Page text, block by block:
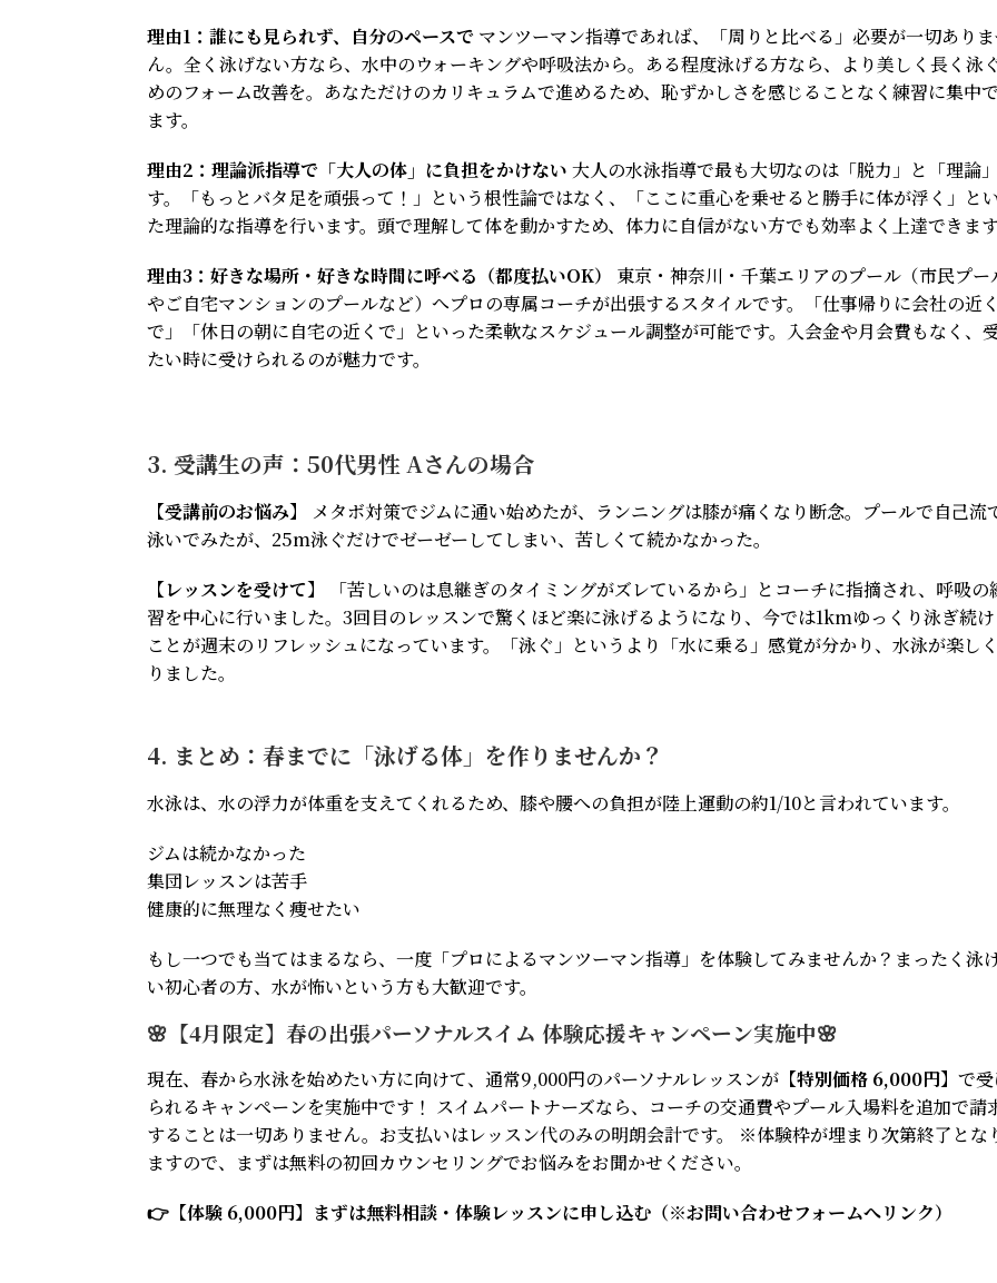
理由1：誰にも見られず、自分のペースで マンツーマン指導であれば、「周りと比べる」必要が一切あり
ん。全く泳げない方なら、水中のウォーキングや呼吸法から。ある程度泳げる方なら、より美しく長く泳
めのフォーム改善を。あなただけのカリキュラムで進めるため、恥ずかしさを感じることなく練習に集中
ます。
理由2：理論派指導で「大人の体」に負担をかけない 大人の水泳指導で最も大切なのは「脱力」と「理論
す。「もっとバタ足を頑張って！」という根性論ではなく、「ここに重心を乗せると勝手に体が浮く」と
た理論的な指導を行います。頭で理解して体を動かすため、体力に自信がない方でも効率よく上達できます
理由3：好きな場所・好きな時間に呼べる（都度払いOK）
東京・神奈川・千葉エリアのプール（市民プー
やご自宅マンションのプールなど）へプロの専属コーチが出張するスタイルです。「仕事帰りに会社の近く
で」「休日の朝に自宅の近くで」といった柔軟なスケジュール調整が可能です。入会金や月会費もなく、
たい時に受けられるのが魅力です。
3. 受講生の声：50代男性 Aさんの場合
【受講前のお悩み】
メタボ対策でジムに通い始めたが、ランニングは膝が痛くなり断念。プールで自己流
泳いでみたが、25m泳ぐだけでゼーゼーしてしまい、苦しくて続かなかった。
【レッスンを受けて】
「苦しいのは息継ぎのタイミングがズレているから」とコーチに指摘され、呼吸の
習を中心に行いました。3回目のレッスンで驚くほど楽に泳げるようになり、今では1kmゆっくり泳ぎ続
ことが週末のリフレッシュになっています。「泳ぐ」というより「水に乗る」感覚が分かり、水泳が楽し
りました。
4. まとめ：春までに「泳げる体」を作りませんか？
水泳は、水の浮力が体重を支えてくれるため、膝や腰への負担が陸上運動の約1/10と言われています。
ジムは続かなかった
集団レッスンは苦手
健康的に無理なく痩せたい
もし一つでも当てはまるなら、一度「プロによるマンツーマン指導」を体験してみませんか？まったく泳
い初心者の方、水が怖いという方も大歓迎です。
🌸【4月限定】春の出張パーソナルスイム 体験応援キャンペーン実施中🌸
現在、春から水泳を始めたい方に向けて、通常9,000円のパーソナルレッスンが 【特別価格 6,000円】 で
られるキャンペーンを実施中です！ スイムパートナーズなら、コーチの交通費やプール入場料を追加で請
することは一切ありません。お支払いはレッスン代のみの明朗会計です。 ※体験枠が埋まり次第終了とな
ますので、まずは無料の初回カウンセリングでお悩みをお聞かせください。
👉【体験 6,000円】まずは無料相談・体験レッスンに申し込む（※お問い合わせフォームへリンク）